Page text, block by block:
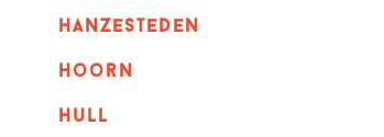
hanzesteden
hoorn
hull